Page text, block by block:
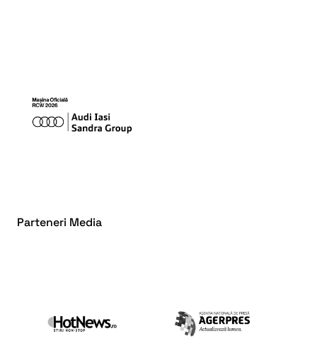
Parteneri Media